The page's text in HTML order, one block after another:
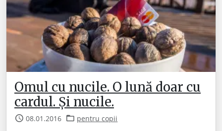
Omul cu nucile. O lună doar cu
cardul. Și nucile.
08.01.2016 pentru copii